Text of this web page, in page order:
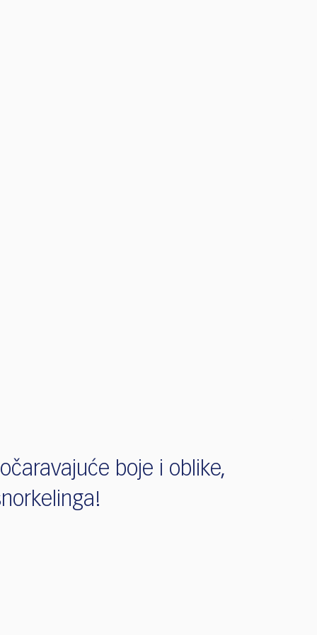
boje i oblike,